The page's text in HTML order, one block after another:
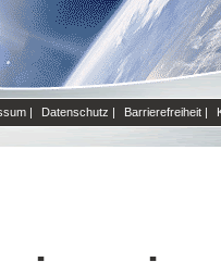
| Datenschutz | Barrierefreiheit |